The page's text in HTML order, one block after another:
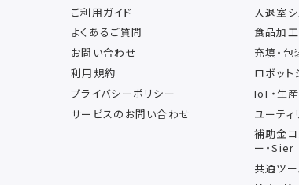
ご利用ガイド
よくあるご質問
お問い合わせ
利用規約
プライバシーポリシー
サービスのお問い合わせ
入退室
食品加工
充填・包
ロボット
IoT・生
ユーティ
補助金コ
ー・Sier
共通ツー